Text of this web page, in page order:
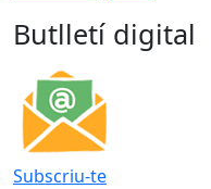
Butlletí digital
Subscriu-te